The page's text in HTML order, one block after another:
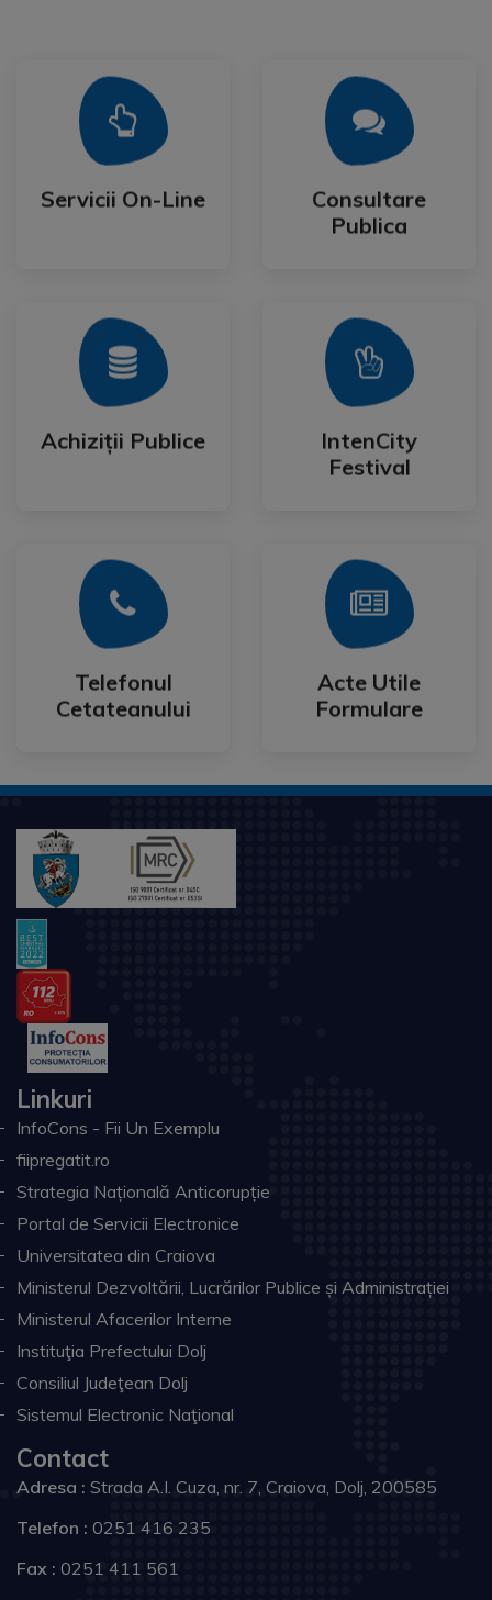
Servicii On-Line
Servicii On-Line
Mai Mult
Consultare
Publica
Consultare
Publica
Mai Mult
Achiziții Publice
Achiziții Publice
Mai Mult
IntenCity
Festival
IntenCity
Festival
Mai Mult
Telefonul
Cetateanului
Telefonul
Cetateanului
Mai Mult
Acte Utile
Formulare
Acte Utile
Formulare
Mai Mult
Linkuri
InfoCons - Fii Un Exemplu
fiipregatit.ro
Strategia Națională Anticorupție
Portal de Servicii Electronice
Universitatea din Craiova
Ministerul Dezvoltării, Lucrărilor Publice și Administrației
Ministerul Afacerilor Interne
Instituţia Prefectului Dolj
Consiliul Judeţean Dolj
Sistemul Electronic Naţional
Contact
Adresa : Strada A.I. Cuza, nr. 7, Craiova, Dolj, 200585
Telefon : 0251 416 235
Fax : 0251 411 561